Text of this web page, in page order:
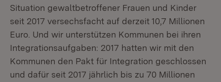
Situation gewaltbetroffener Frauen und Kinder
seit 2017 versechsfacht auf derzeit 10,7 Millionen
Euro. Und wir unterstützen Kommunen bei ihren
Integrationsaufgaben: 2017 hatten wir mit den
Kommunen den Pakt für Integration geschlossen
und dafür seit 2017 jährlich bis zu 70 Millionen